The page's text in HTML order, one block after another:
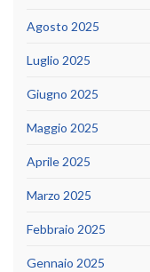
Agosto 2025
Luglio 2025
Giugno 2025
Maggio 2025
Aprile 2025
Marzo 2025
Febbraio 2025
Gennaio 2025